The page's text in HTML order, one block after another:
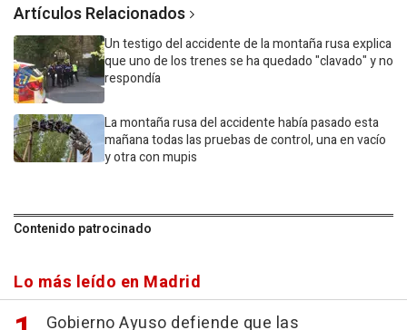
Artículos Relacionados
Un testigo del accidente de la montaña rusa explica
que uno de los trenes se ha quedado "clavado" y no
respondía
La montaña rusa del accidente había pasado esta
mañana todas las pruebas de control, una en vacío
y otra con mupis
Contenido patrocinado
Lo más leído en Madrid
Gobierno Ayuso defiende que las